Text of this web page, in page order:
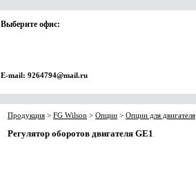
Выберите офис:
E-mail: 9264794@mail.ru
Продукция > FG Wilson > Опции > Опции для двигателя
Регулятор оборотов двигателя GE1